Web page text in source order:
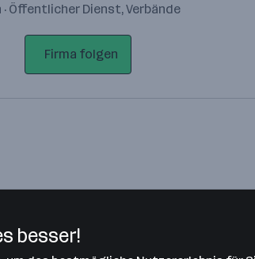
· Öffentlicher Dienst, Verbände
Firma folgen
besser!